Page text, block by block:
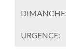
DIMANCHE:
URGENCE: